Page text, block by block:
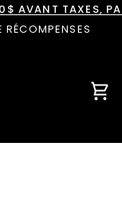
AVANT TAXES,